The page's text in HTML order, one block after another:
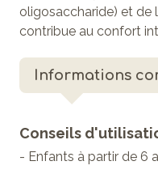
oligosaccharide) et de
contribue au confort
Informations
Conseils
- Enfants à partir de 6